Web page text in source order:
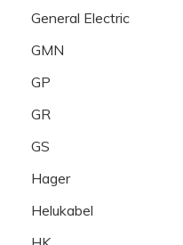
General Electric
GMN
GP
GR
GS
Hager
Helukabel